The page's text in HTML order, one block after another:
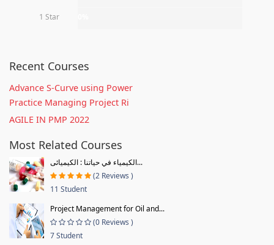
1 Star
Recent Courses
Advance S-Curve using Power
Practice Managing Project Ri
AGILE IN PMP 2022
Most Related Courses
الكيمياء في حياتنا : الكيميائى...
(2 Reviews )
11 Student
Project Management for Oil and...
(0 Reviews )
7 Student